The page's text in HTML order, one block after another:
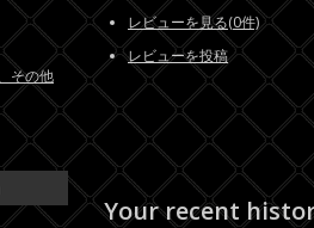
レビューを見る(0件)
レビューを投稿
Your recent
その他